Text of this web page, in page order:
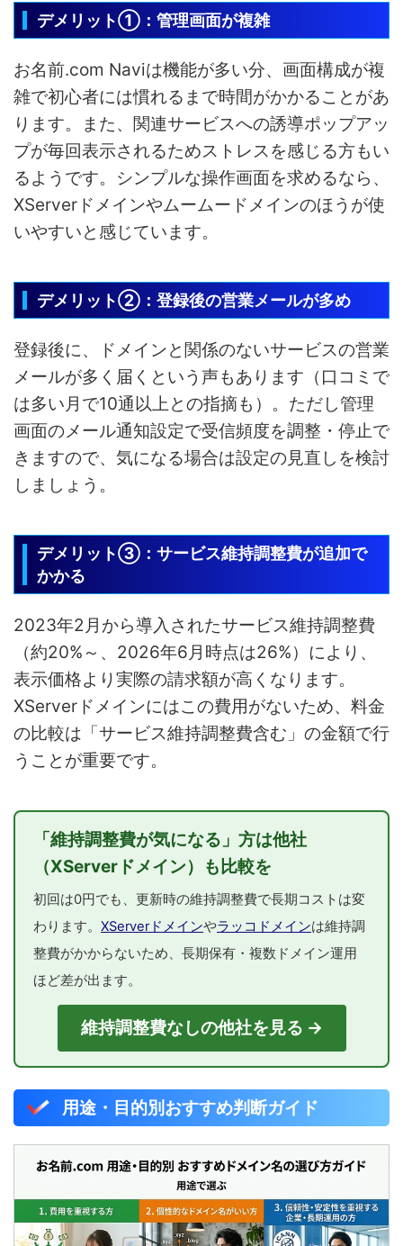
デメリット①：管理画面が複雑
お名前.com Naviは機能が多い分、画面構成が複
雑で初心者には慣れるまで時間がかかることがあ
ります。また、関連サービスへの誘導ポップアッ
プが毎回表示されるためストレスを感じる方もい
るようです。シンプルな操作画面を求めるなら、
XServerドメインやムームードメインのほうが使
いやすいと感じています。
デメリット②：登録後の営業メールが多め
登録後に、ドメインと関係のないサービスの営業
メールが多く届くという声もあります（口コミで
は多い月で10通以上との指摘も）。ただし管理
画面のメール通知設定で受信頻度を調整・停止で
きますので、気になる場合は設定の見直しを検討
しましょう。
デメリット③：サービス維持調整費が追加で
かかる
2023年2月から導入されたサービス維持調整費
（約20%～、2026年6月時点は26%）により、
表示価格より実際の請求額が高くなります。
XServerドメインにはこの費用がないため、料金
の比較は「サービス維持調整費含む」の金額で行
うことが重要です。
「維持調整費が気になる」方は他社
（XServerドメイン）も比較を
初回は0円でも、更新時の維持調整費で長期コストは変
わります。 XServerドメインやラッコドメインは維持調
整費がかからないため、長期保有・複数ドメイン運用
ほど差が出ます。
維持調整費なしの他社を見る →
用途・目的別おすすめ判断ガイド